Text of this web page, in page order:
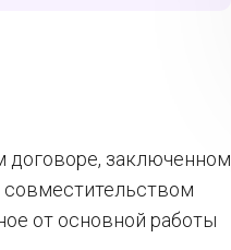
договоре, заключенном
от основной работы